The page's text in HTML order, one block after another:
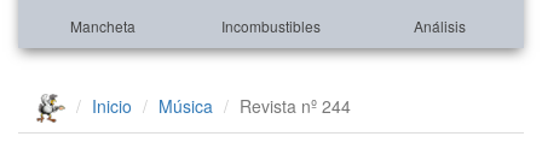
Mancheta Incombustibles Análisis
Inicio Música Revista nº 244